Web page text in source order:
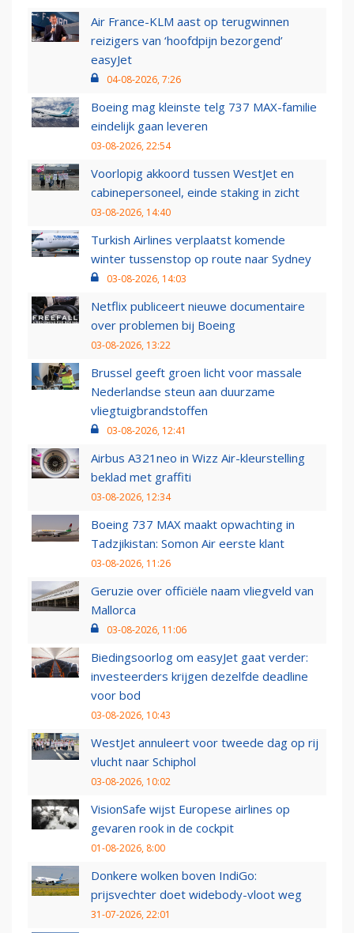
Air France-KLM aast op terugwinnen
reizigers van ‘hoofdpijn bezorgend’
easyJet
04-08-2026, 7:26
Boeing mag kleinste telg 737 MAX-familie
eindelijk gaan leveren
03-08-2026, 22:54
Voorlopig akkoord tussen WestJet en
cabinepersoneel, einde staking in zicht
03-08-2026, 14:40
Turkish Airlines verplaatst komende
winter tussenstop op route naar Sydney
03-08-2026, 14:03
Netflix publiceert nieuwe documentaire
over problemen bij Boeing
03-08-2026, 13:22
Brussel geeft groen licht voor massale
Nederlandse steun aan duurzame
vliegtuigbrandstoffen
03-08-2026, 12:41
Airbus A321neo in Wizz Air-kleurstelling
beklad met graffiti
03-08-2026, 12:34
Boeing 737 MAX maakt opwachting in
Tadzjikistan: Somon Air eerste klant
03-08-2026, 11:26
Geruzie over officiële naam vliegveld van
Mallorca
03-08-2026, 11:06
Biedingsoorlog om easyJet gaat verder:
investeerders krijgen dezelfde deadline
voor bod
03-08-2026, 10:43
WestJet annuleert voor tweede dag op rij
vlucht naar Schiphol
03-08-2026, 10:02
VisionSafe wijst Europese airlines op
gevaren rook in de cockpit
01-08-2026, 8:00
Donkere wolken boven IndiGo:
prijsvechter doet widebody-vloot weg
31-07-2026, 22:01